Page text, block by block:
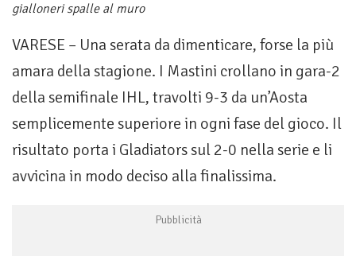
gialloneri spalle al muro
VARESE – Una serata da dimenticare, forse la più
amara della stagione. I Mastini crollano in gara-2
della semifinale IHL, travolti 9-3 da un’Aosta
semplicemente superiore in ogni fase del gioco. Il
risultato porta i Gladiators sul 2-0 nella serie e li
avvicina in modo deciso alla finalissima.